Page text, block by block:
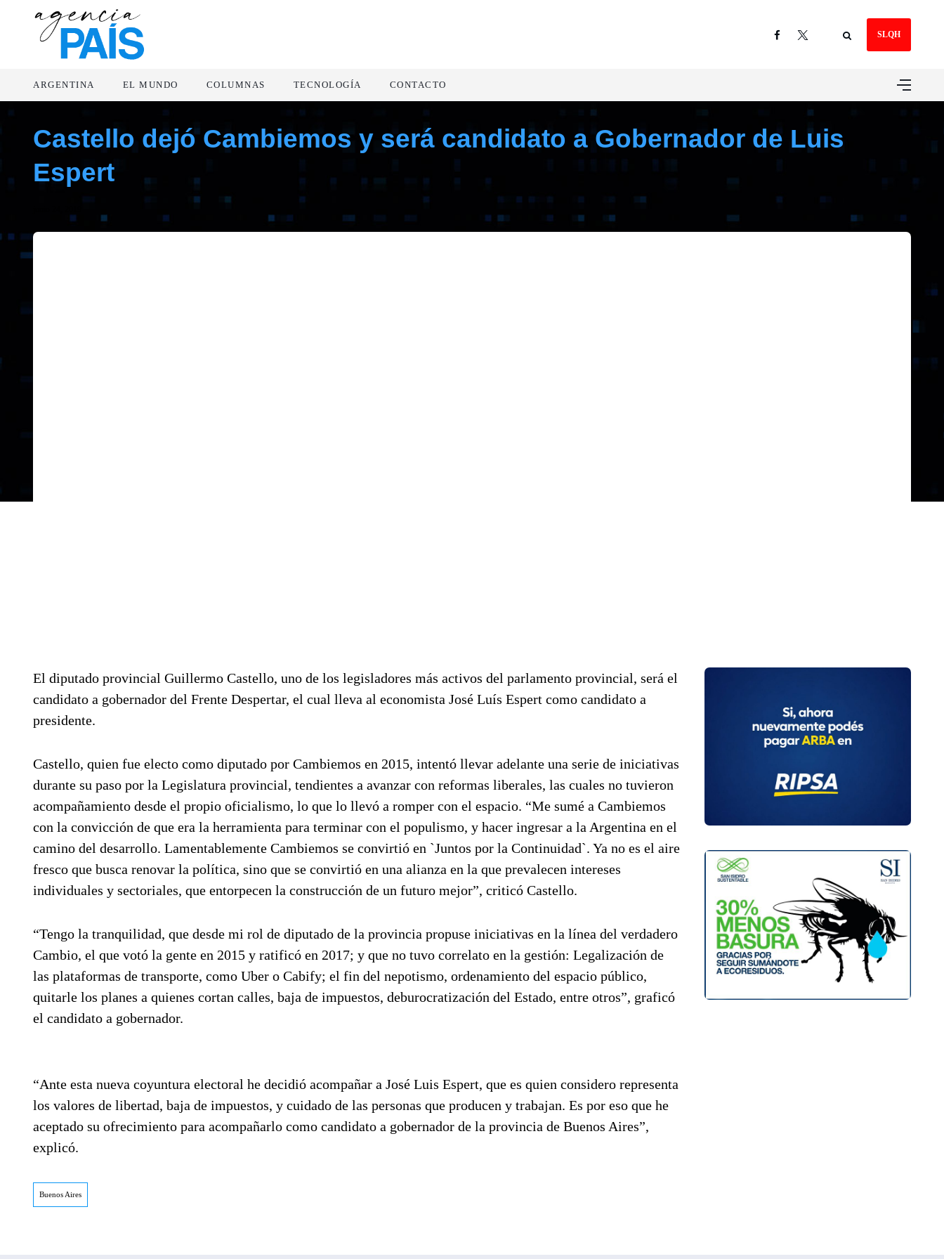
SLQH
ARGENTINA EL MUNDO COLUMNAS TECNOLOGÍA CONTACTO
Castello dejó Cambiemos y será candidato a Gobernador de Luis
Espert
El diputado provincial Guillermo Castello, uno de los legisladores más activos del parlamento provincial, será el
candidato a gobernador del Frente Despertar, el cual lleva al economista José Luís Espert como candidato a
presidente.
Castello, quien fue electo como diputado por Cambiemos en 2015, intentó llevar adelante una serie de iniciativas
durante su paso por la Legislatura provincial, tendientes a avanzar con reformas liberales, las cuales no tuvieron
acompañamiento desde el propio oficialismo, lo que lo llevó a romper con el espacio. “Me sumé a Cambiemos
con la convicción de que era la herramienta para terminar con el populismo, y hacer ingresar a la Argentina en el
camino del desarrollo. Lamentablemente Cambiemos se convirtió en `Juntos por la Continuidad`. Ya no es el aire
fresco que busca renovar la política, sino que se convirtió en una alianza en la que prevalecen intereses
individuales y sectoriales, que entorpecen la construcción de un futuro mejor”, criticó Castello.
“Tengo la tranquilidad, que desde mi rol de diputado de la provincia propuse iniciativas en la línea del verdadero
Cambio, el que votó la gente en 2015 y ratificó en 2017; y que no tuvo correlato en la gestión: Legalización de
las plataformas de transporte, como Uber o Cabify; el fin del nepotismo, ordenamiento del espacio público,
quitarle los planes a quienes cortan calles, baja de impuestos, deburocratización del Estado, entre otros”, graficó
el candidato a gobernador.
“Ante esta nueva coyuntura electoral he decidió acompañar a José Luis Espert, que es quien considero representa
los valores de libertad, baja de impuestos, y cuidado de las personas que producen y trabajan. Es por eso que he
aceptado su ofrecimiento para acompañarlo como candidato a gobernador de la provincia de Buenos Aires”,
explicó.
Buenos Aires